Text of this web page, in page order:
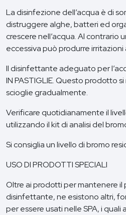
La disinfezione dell’acqua è di
distruggere alghe, batteri ed
crescere nell’acqua. Al contrario
eccessiva può produrre irritazioni
Il disinfettante adeguato per
IN PASTIGLIE. Questo prodotto
scioglie gradualmente.
Verificare quotidianamente il
utilizzando il kit di analisi del
Si consiglia un livello di bromo
USO DI PRODOTTI SPECIALI
Oltre ai prodotti per mantenere il
disinfettante, ne esistono altri,
per essere usati nelle SPA, i